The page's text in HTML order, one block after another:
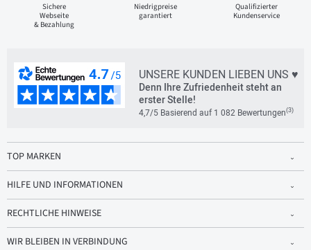
Sichere
Webseite
& Bezahlung
Niedrigpreise
garantiert
Qualifizierter
Kundenservice
UNSERE KUNDEN LIEBEN UNS ♥
Denn Ihre Zufriedenheit steht an
erster Stelle!
4,7/5 Basierend auf 1 082 Bewertungen(3)
TOP MARKEN
HILFE UND INFORMATIONEN
RECHTLICHE HINWEISE
WIR BLEIBEN IN VERBINDUNG